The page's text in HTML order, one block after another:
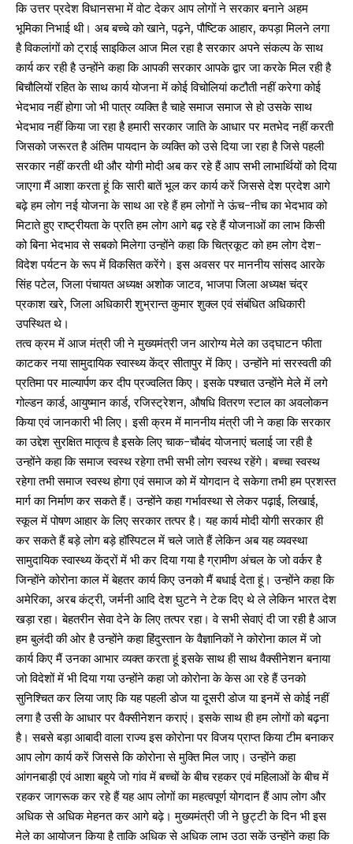
कि उत्तर प्रदेश विधानसभा में वोट देकर आप लोगों ने सरकार बनाने अहम
भूमिका निभाई थी। अब बच्चे को खाने, पढ़ने, पौष्टिक आहार, कपड़ा मिलने लगा
है विकलांगों को ट्राई साइकिल आज मिल रहा है सरकार अपने संकल्प के साथ
कार्य कर रही है उन्होंने कहा कि आपकी सरकार आपके द्वार जा करके मिल रही है
बिचौलियों रहित के साथ कार्य योजना में कोई विचोलियां कटौती नहीं करेगा कोई
भेदभाव नहीं होगा जो भी पात्र व्यक्ति है चाहे समाज समाज से हो उसके साथ
भेदभाव नहीं किया जा रहा है हमारी सरकार जाति के आधार पर मतभेद नहीं करती
जिसको जरूरत है अंतिम पायदान के व्यक्ति को उसे दिया जा रहा है जिसे पहली
सरकार नहीं करती थी और योगी मोदी अब कर रहे हैं आप सभी लाभार्थियों को दिया
जाएगा मैं आशा करता हूं कि सारी बातें भूल कर कार्य करें जिससे देश प्रदेश आगे
बढ़े हम लोग नई योजना के साथ आ रहे हैं हम लोगों ने ऊंच-नीच का भेदभाव को
मिटाते हुए राष्ट्रीयता के प्रति हम लोग आगे बढ़ रहे हैं योजनाओं का लाभ किसी
को बिना भेदभाव से सबको मिलेगा उन्होंने कहा कि चित्रकूट को हम लोग देश-
विदेश पर्यटन के रूप में विकसित करेंगे। इस अवसर पर माननीय सांसद आरके
सिंह पटेल, जिला पंचायत अध्यक्ष अशोक जाटव, भाजपा जिला अध्यक्ष चंद्र
प्रकाश खरे, जिला अधिकारी शुभ्रान्त कुमार शुक्ल एवं संबंधित अधिकारी
उपस्थित थे।
तत्व क्रम में आज मंत्री जी ने मुख्यमंत्री जन आरोग्य मेले का उद्घाटन फीता
काटकर नया सामुदायिक स्वास्थ्य केंद्र सीतापुर में किए। उन्होंने मां सरस्वती की
प्रतिमा पर माल्यार्पण कर दीप प्रज्वलित किए। इसके पश्चात उन्होंने मेले में लगे
गोल्डन कार्ड, आयुष्मान कार्ड, रजिस्ट्रेशन, औषधि वितरण स्टाल का अवलोकन
किया एवं जानकारी भी लिए। इसी क्रम में माननीय मंत्री जी ने कहा कि सरकार
का उद्देश सुरक्षित मातृत्व है इसके लिए चाक-चौबंद योजनाएं चलाई जा रही है
उन्होंने कहा कि समाज स्वस्थ रहेगा तभी सभी लोग स्वस्थ रहेंगे। बच्चा स्वस्थ
रहेगा तभी समाज स्वस्थ होगा एवं समाज को में योगदान दे सकेगा तभी हम प्रशस्त
मार्ग का निर्माण कर सकते हैं। उन्होंने कहा गर्भावस्था से लेकर पढ़ाई, लिखाई,
स्कूल में पोषण आहार के लिए सरकार तत्पर है। यह कार्य मोदी योगी सरकार ही
कर सकते हैं बड़े लोग बड़े हॉस्पिटल में चले जाते हैं लेकिन अब यह व्यवस्था
सामुदायिक स्वास्थ्य केंद्रों में भी कर दिया गया है ग्रामीण अंचल के जो वर्कर है
जिन्होंने कोरोना काल में बेहतर कार्य किए उनको मैं बधाई देता हूं। उन्होंने कहा कि
अमेरिका, अरब कंट्री, जर्मनी आदि देश घुटने ने टेक दिए थे ले लेकिन भारत देश
खड़ा रहा। बेहतरीन सेवा देने के लिए तत्पर रहा। वे सभी सेवाएं दी जा रही है आज
हम बुलंदी की ओर है उन्होंने कहा हिंदुस्तान के वैज्ञानिकों ने कोरोना काल में जो
कार्य किए मैं उनका आभार व्यक्त करता हूं इसके साथ ही साथ वैक्सीनेशन बनाया
जो विदेशों में भी दिया गया उन्होंने कहा जो कोरोना के केस आ रहे हैं उनको
सुनिश्चित कर लिया जाए कि यह पहली डोज या दूसरी डोज या इनमें से कोई नहीं
लगा है उसी के आधार पर वैक्सीनेशन कराएं। इसके साथ ही हम लोगों को बढ़ना
है। सबसे बड़ा आबादी वाला राज्य इस कोरोना पर विजय प्राप्त किया टीम बनाकर
आप लोग कार्य करें जिससे कि कोरोना से मुक्ति मिल जाए। उन्होंने कहा
आंगनबाड़ी एवं आशा बहूये जो गांव में बच्चों के बीच रहकर एवं महिलाओं के बीच में
रहकर जागरूक कर रहे हैं यह आप लोगों का महत्वपूर्ण योगदान हैं आप लोग और
अधिक से अधिक मेहनत कर आगे बढ़े। मुख्यमंत्री जी ने छुट्टी के दिन भी इस
मेले का आयोजन किया है ताकि अधिक से अधिक लाभ उठा सकें उन्होंने कहा कि